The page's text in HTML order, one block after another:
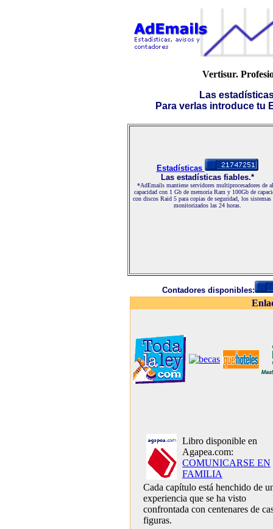
Vertisur.
Las
Para verlas introduce tu
Estadísticas
Las estadísticas fiables.*
*AdEmails mantiene servidores multiprocesadores de
capacidad con 1 Gb de memoria Ram y 100Gb de
con discos Raid 5 para copias de seguridad, los sistemas
monitorizados las 24 horas.
Contadores disponibles:
Libro disponible en
Agapea.com:
COMUNICARSE EN
FAMILIA
Cada capítulo está henchido de
experiencia que se ha visto
confrontada con centenares de
figuras.